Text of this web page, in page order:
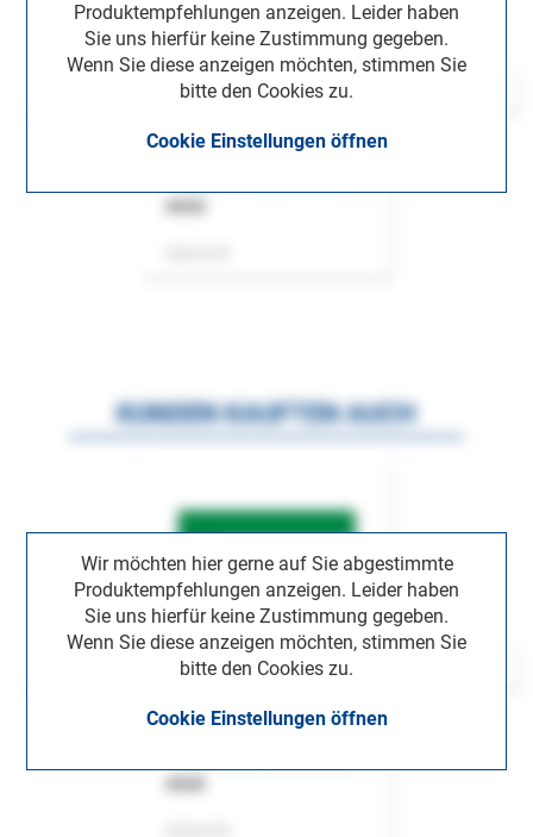
Produktempfehlungen anzeigen. Leider haben
Sie uns hierfür keine Zustimmung gegeben.
Wenn Sie diese anzeigen möchten, stimmen Sie
bitte den Cookies zu.
Cookie Einstellungen öffnen
Wir möchten hier gerne auf Sie abgestimmte
Produktempfehlungen anzeigen. Leider haben
Sie uns hierfür keine Zustimmung gegeben.
Wenn Sie diese anzeigen möchten, stimmen Sie
bitte den Cookies zu.
Cookie Einstellungen öffnen
KUNDEN KAUFTEN AUCH